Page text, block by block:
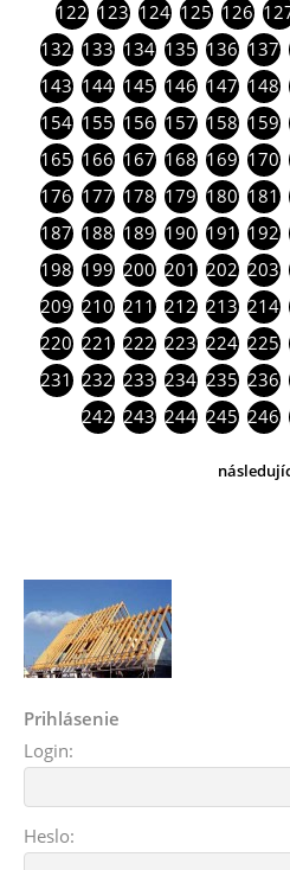
122 123 124 125 126
132 133 134 135 136 137
143 144 145 146 147 148
154 155 156 157 158 159
165 166 167 168 169 170
176 177 178 179 180 181
187 188 189 190 191 192
198 199 200 201 202 203
209 210 211 212 213 214
220 221 222 223 224 225
231 232 233 234 235 236
242 243 244 245 246
Prihlásenie
Login:
Heslo: